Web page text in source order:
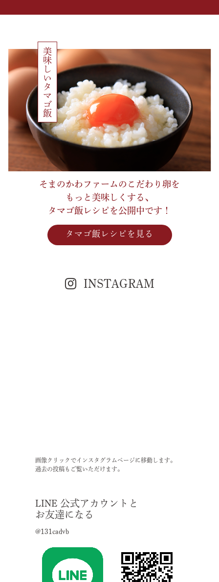
来年も皆様に楽しんで！喜んで！
頂けるようなイベントが出来るように頑張ります！
宜しくお願い致します🙇🏻‍♀️
また、今回フェスティバルを開催させて頂いた敷地内
に・・・
ドックランを作ったり、フリーマーケットや
その他のイベントにご利用頂けるようにしていきたい
です❕
たまごだけではない
楽しいそまのかわファームを目指しております！😲😲
今後ともそまのかわファームをよろしくお願いします
2024年11月4日
そまのかわファーム🐓☀️
農場限定イベント！
「たまごと音楽のフェスティバル」の開催期間中、
2024年11月8日(金)9日(土)10日(日)の3日間は、そまの
かわキッチンは
お休みさせて頂きます。
※たまごサンドは
11月12日(火)から販売再開
本日11月4日(月)は
10時15分に完売。
2024年10月18日
そまのかわファーム農場限定イベント❕
きます❕❕
開催日：2024年11月8日(金)9日(土)10日(日)の３日間❕
開催時間：10：00～15：00頃まで
～内容～
🥚たまごかけごはん食べ放題🥚
美味しいタマゴ飯
そまのかわファームのこだわり卵を
もっと美味しくする、
タマゴ飯レシピを公開中です！
タマゴ飯レシピを見る
INSTAGRAM
画像クリックでインスタグラムページに移動します。
過去の投稿もご覧いただけます。
LINE 公式アカウントと
お友達になる
@131cadvb